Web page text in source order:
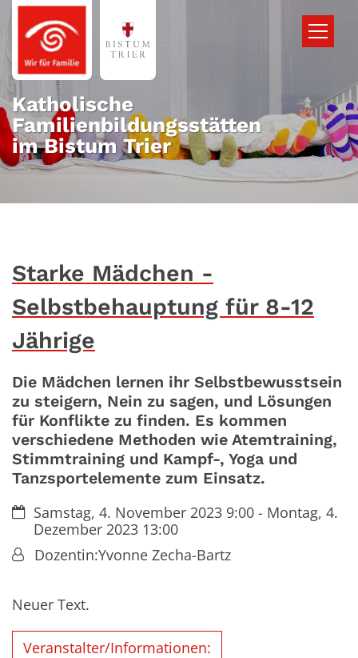
Zum Inhalt springen
Katholische
Familienbildungsstätten
im Bistum Trier
Starke Mädchen -
Selbstbehauptung für 8-12
Jährige
Die Mädchen lernen ihr Selbstbewusstsein
zu steigern, Nein zu sagen, und Lösungen
für Konflikte zu finden. Es kommen
verschiedene Methoden wie Atemtraining,
Stimmtraining und Kampf-, Yoga und
Tanzsportelemente zum Einsatz.
Datum:
Samstag, 4. November 2023 9:00 - Montag, 4.
Dezember 2023 13:00
Von:Dozentin:Yvonne Zecha-Bartz
Neuer Text.
Veranstalter/Informationen: